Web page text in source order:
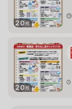
20枚
20枚